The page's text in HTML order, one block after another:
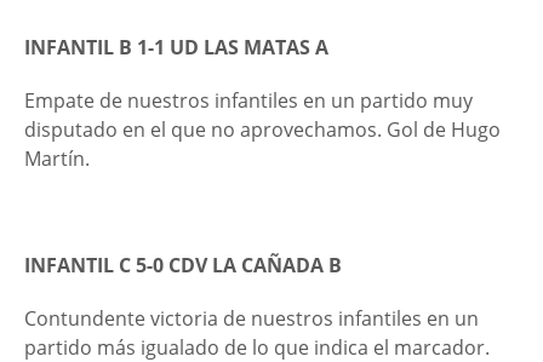
INFANTIL B 1-1 UD LAS MATAS A
Empate de nuestros infantiles en un partido muy
disputado en el que no aprovechamos. Gol de Hugo
Martín.
INFANTIL C 5-0 CDV LA CAÑADA B
Contundente victoria de nuestros infantiles en un
partido más igualado de lo que indica el marcador.